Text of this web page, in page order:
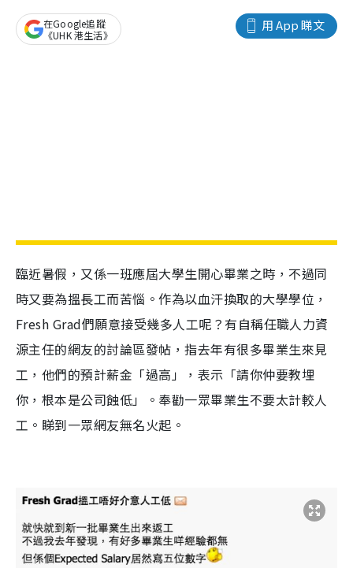
用 App 睇文
在Google追蹤
《UHK 港生活》
臨近暑假，又係一班應屆大學生開心畢業之時，不過同
時又要為搵長工而苦惱。作為以血汗換取的大學學位，
Fresh Grad們願意接受幾多人工呢？有自稱任職人力資
源主任的網友的討論區發帖，指去年有很多畢業生來見
工，他們的預計薪金「過高」，表示「請你仲要教埋
你，根本是公司蝕低」。奉勸一眾畢業生不要太計較人
工。睇到一眾網友無名火起。